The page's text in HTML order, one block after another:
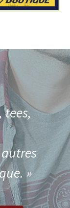
tees,
»